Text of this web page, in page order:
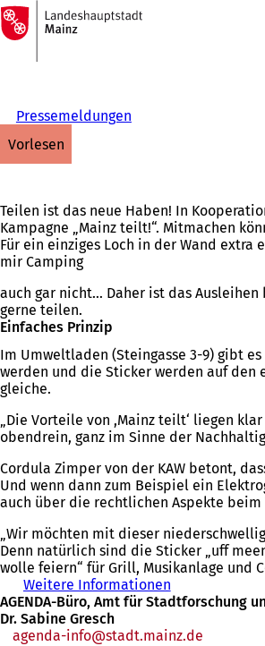
Inhalt anspringen
Zur
Startseite
Pressemeldungen
vorlesen
Teilen ist das neue Haben! In
Kampagne „Mainz teilt!“. Mitmachen
Für ein einziges Loch in der Wand
mir Camping
auch gar nicht… Daher ist das
gerne teilen.
Einfaches Prinzip
Im Umweltladen (Steingasse 3-9) gibt
werden und die Sticker werden auf den
gleiche.
„Die Vorteile von ,Mainz teilt‘ liegen
obendrein, ganz im Sinne der
Cordula Zimper von der KAW betont,
Und wenn dann zum Beispiel ein
auch über die rechtlichen Aspekte beim
„Wir möchten mit dieser
Denn natürlich sind die Sticker „uff
wolle feiern“ für Grill, Musikanlage und
Weitere Informationen
Ö
f
AGENDA-Büro, Amt für Stadtforschung
Dr. Sabine Gresch
agenda-info
stadt.mainz de